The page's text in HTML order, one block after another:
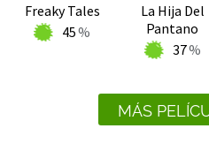
Freaky Tales
45
La Hija Del
Pantano
37
MÁS